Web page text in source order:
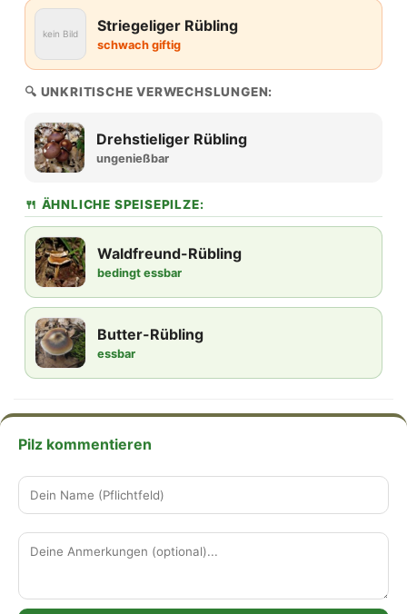
kein Bild Striegeliger Rübling
schwach giftig
🔍 UNKRITISCHE VERWECHSLUNGEN:
Drehstieliger Rübling
ungenießbar
🍴 ÄHNLICHE SPEISEPILZE:
Waldfreund-Rübling
bedingt essbar
Butter-Rübling
essbar
Pilz kommentieren